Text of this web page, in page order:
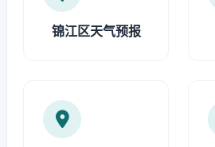
锦江区天气预报